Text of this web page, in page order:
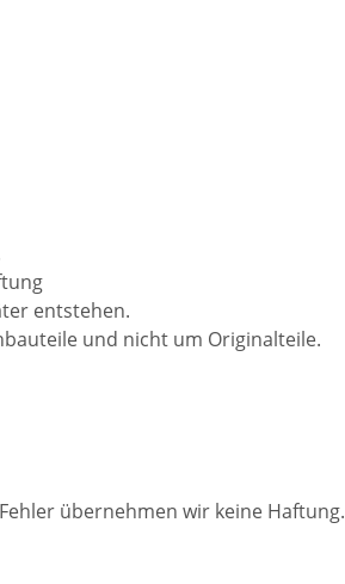
entstehen.
und nicht um Originalteile.
übernehmen wir keine Haftung.